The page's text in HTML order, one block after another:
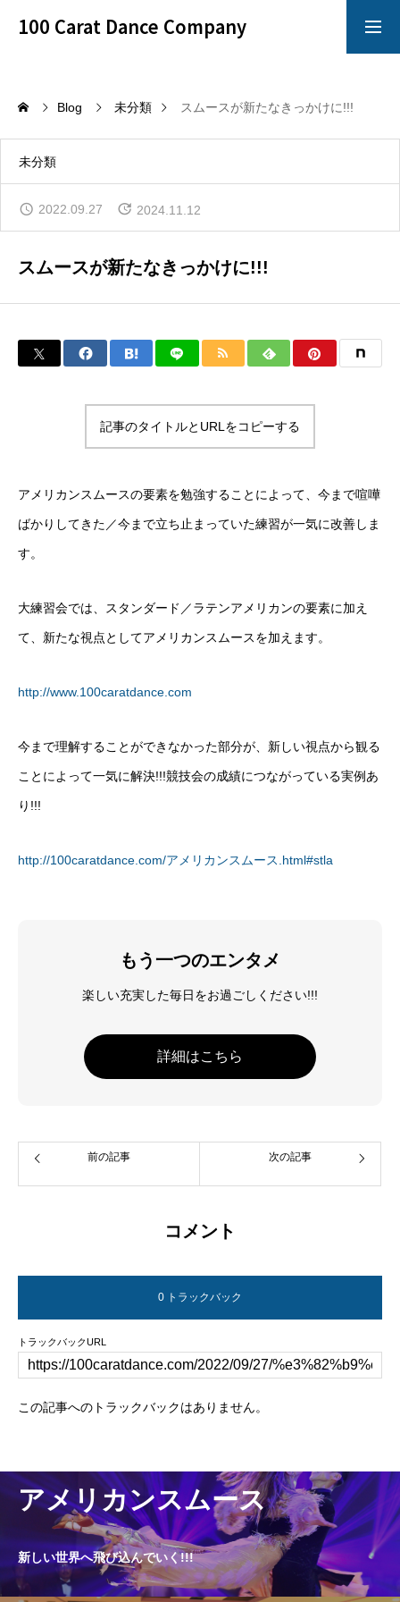
100 Carat Dance Company
Top
レッスン
イベント
イチオシ情報
クリエイティブなメンバー
料金案内
お得な料金システムがあります!!!
アクセス
お問い合わせ
Blog 未分類 スムースが新たなきっかけに!!!
未分類
2022.09.27 2024.11.12
スムースが新たなきっかけに!!!
記事のタイトルとURLをコピーする
アメリカンスムースの要素を勉強することによって、今まで喧嘩
ばかりしてきた／今まで立ち止まっていた練習が一気に改善しま
す。
大練習会では、スタンダード／ラテンアメリカンの要素に加え
て、新たな視点としてアメリカンスムースを加えます。
http://www.100caratdance.com
今まで理解することができなかった部分が、新しい視点から観る
ことによって一気に解決!!!競技会の成績につながっている実例あ
り!!!
http://100caratdance.com/アメリカンスムース.html#stla
もう一つのエンタメ
楽しい充実した毎日をお過ごしください!!!
詳細はこちら
前の記事 次の記事
コメント
0 トラックバック
トラックバックURL
この記事へのトラックバックはありません。
アメリカンスムース
新しい世界へ飛び込んでいく!!!